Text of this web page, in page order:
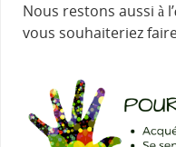
Nous restons aussi à
vous souhaiteriez